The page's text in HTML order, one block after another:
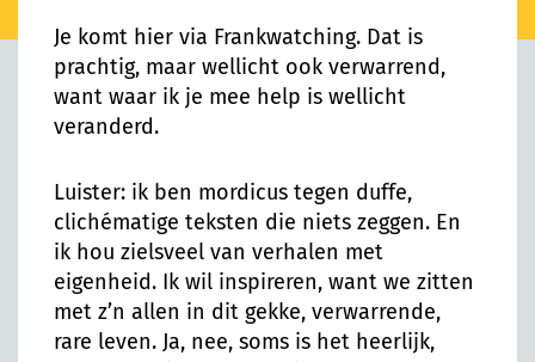
Je komt hier via Frankwatching. Dat is
prachtig, maar wellicht ook verwarrend,
want waar ik je mee help is wellicht
veranderd.
Luister: ik ben mordicus tegen duffe,
clichématige teksten die niets zeggen. En
ik hou zielsveel van verhalen met
eigenheid. Ik wil inspireren, want we zitten
met z’n allen in dit gekke, verwarrende,
rare leven. Ja, nee, soms is het heerlijk,